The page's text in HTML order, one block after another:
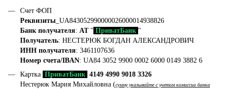
Счет ФОП
Реквизиты _UA843052990000026000014938826
Банк получателя: АТ" ПриватБанк "
Получатель: НЕСТЕРЮК БОГДАН АЛЕКСАНДРОВИЧ
ИНН получателя: 3461107636
Номер счета/IBAN: UA84 3052 9900 0002 6000 0149 3882 6
Картка ПриватБанк 4149 4990 9018 3326
Нестерюк Мария Михайловна (сумму указывайте с учетом комиссии банка